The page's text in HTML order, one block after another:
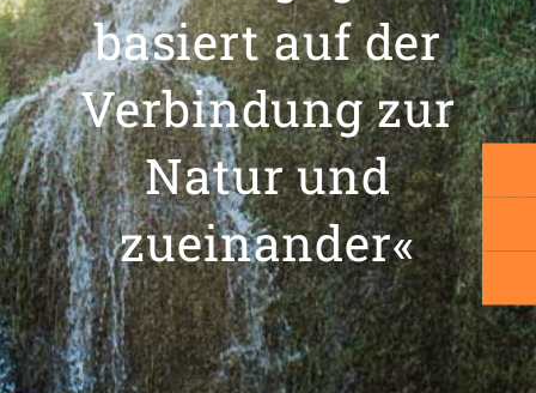
basiert auf der
Verbindung zur
Natur und
zueinander«